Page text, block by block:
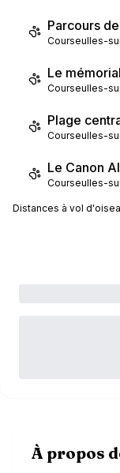
Parcours
Courseulles-
Le
Courseulles-
Plage
Courseulles-
Le Canon
Courseulles-
Distances à vol
À propos